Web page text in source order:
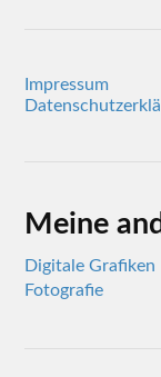
Impressum
Meine
Digitale Grafiken
Fotografie